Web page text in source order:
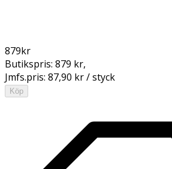
879kr
Butikspris: 879 kr,
Jmfs.pris: 87,90 kr / styck
Köp